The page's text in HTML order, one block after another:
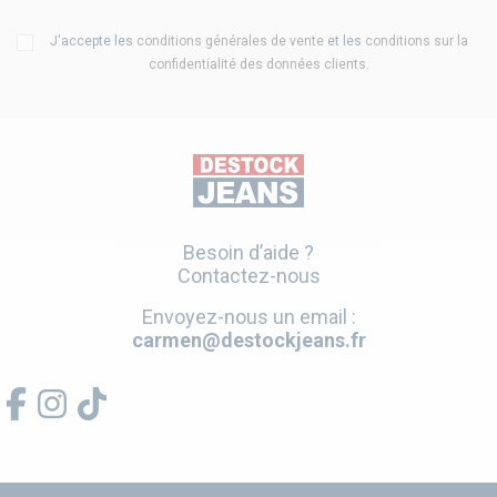
J'accepte les conditions générales de vente et les conditions sur la
confidentialité des données clients
Besoin d’aide ?
Contactez-nous
Envoyez-nous un email :
carmen@destockjeans.fr